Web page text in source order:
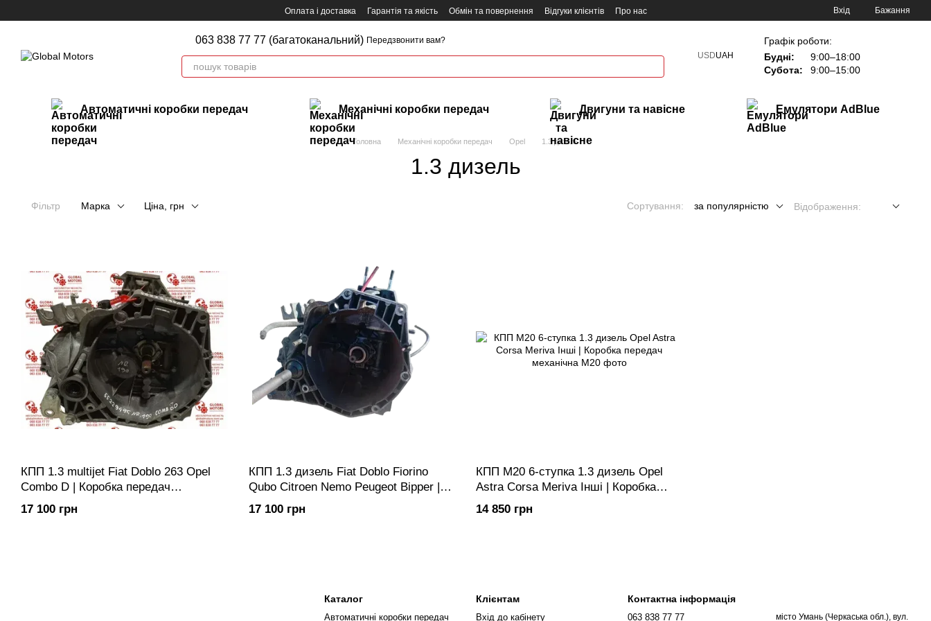
Оплата і доставка Гарантія та якість Обмін та повернення Відгуки клієнтів Про нас Вхід Бажання
063 838 77 77 (багатоканальний) Передзвонити вам?
USDUAH
Графік роботи:
Будні:
9:00–18:00
Субота:
9:00–15:00
Автоматичні коробки передач Механічні коробки передач Двигуни та навісне Емулятори AdBlue
Головна Механічні коробки передач Opel 1.3 дизель
1.3 дизель
Фільтр Марка Ціна, грн Сортування: за популярністю Відображення:
КПП 1.3 multijet Fiat Doblo 263 Opel
Combo D | Коробка передач
механічна 5-ступка (365)
17 100 грн
КПП 1.3 дизель Fiat Doblo Fiorino
Qubo Citroen Nemo Peugeot Bipper |
Коробка передач механічна 5-ступка
(365)
17 100 грн
КПП M20 6-ступка 1.3 дизель Opel
Astra Corsa Meriva Інші | Коробка
передач механічна
14 850 грн
Каталог
Автоматичні коробки передач
Клієнтам
Вхід до кабінету
Контактна інформація
063 838 77 77 місто Умань (Черкаська обл.), вул.